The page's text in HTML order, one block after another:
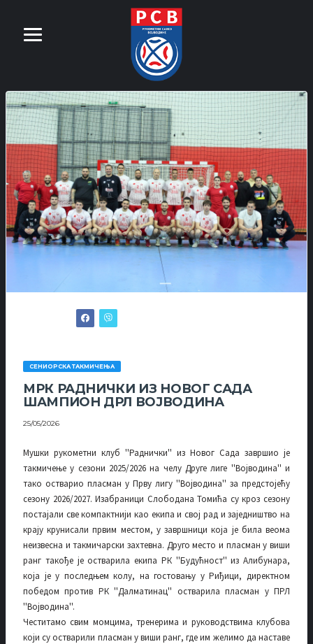
СЕНИОРСКА ТАКМИЧЕЊА
МРК РАДНИЧКИ ИЗ НОВОГ САДА
ШАМПИОН ДРЛ ВОЈВОДИНА
25/05/2026
Мушки рукометни клуб ''Раднички'' из Новог Сада завршио је
такмичење у сезони 2025/2026 на челу Друге лиге ''Војводина'' и
тако остварио пласман у Прву лигу ''Војводина'' за предстојећу
сезону 2026/2027. Изабраници Слободана Томића су кроз сезону
постајали све компактнији као екипа и свој рад и заједништво на
крају крунисали првим местом, у завршници која је била веома
неизвесна и такмичарски захтевна. Друго место и пласман у виши
ранг такође је остварила екипа РК ''Будућност'' из Алибунара,
која је у последњем колу, на гостовању у Риђици, директном
победом против РК ''Далматинац'' остварила пласман у ПРЛ
''Војводина''.
Честитамо свим момцима, тренерима и руководствима клубова
који су остварили пласман у виши ранг, где им желимо да наставе